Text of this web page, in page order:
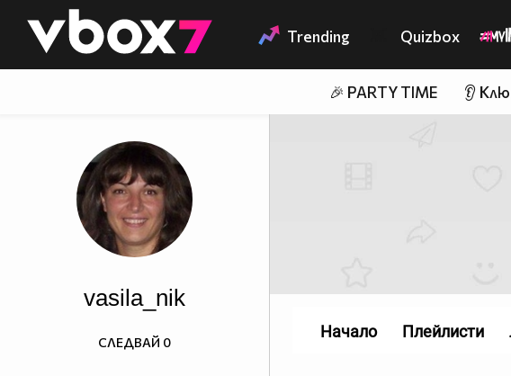
👾 Trending Quizbox
🎉 PARTY TIME 👂
vasila_nik
СЛЕДВАЙ 0
Начало Плейлисти